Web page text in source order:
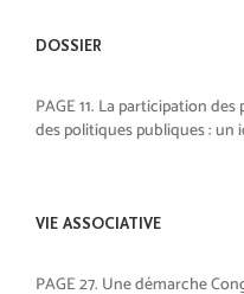
DOSSIER
PAGE 11. La participation
des politiques publiques : un
VIE ASSOCIATIVE
PAGE 27. Une démarche